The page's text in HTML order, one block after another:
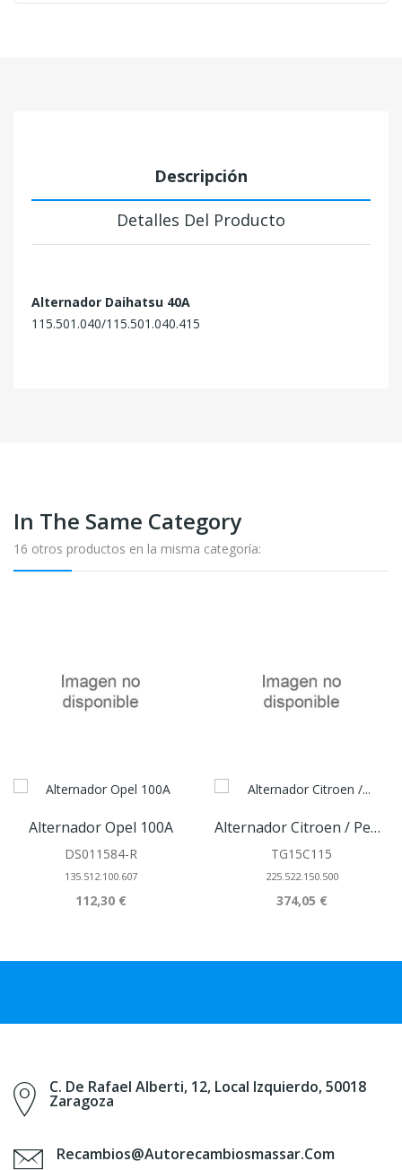
Descripción
Detalles Del Producto
Alternador Daihatsu 40A
115.501.040/115.501.040.415
In The Same Category
16 otros productos en la misma categoría:
Alternador Opel 100A
DS011584-R
135.512.100.607
112,30 €
Alternador Citroen / Peugeot 150A
TG15C115
225.522.150.500
374,05 €
C. De Rafael Alberti, 12, Local Izquierdo, 50018
Zaragoza
Recambios@autorecambiosmassar.com